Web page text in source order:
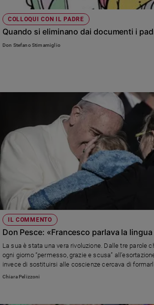
COLLOQUI CON IL PADRE
Quando si eliminano dai documenti i
Don Stefano Stimamiglio
IL COMMENTO
Don Pesce: «Francesco parlava la
La sua è stata una vera rivoluzione. Dalle tre parole
ogni giorno “permesso, grazie e scusa”
invece di sostituirsi alle coscienze cercava di
supplicans, il documento di un Papa che faceva i
Chiara Pelizzoni